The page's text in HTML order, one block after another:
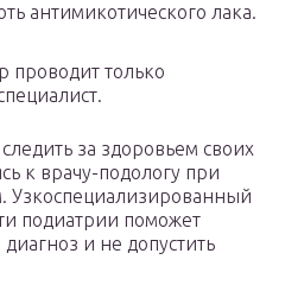
антимикотического лака.
только
за здоровьем своих
к врачу-подологу при
Узкоспециализированный
подиатрии поможет
и не допустить